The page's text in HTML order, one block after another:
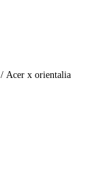
/ Acer x orientalia